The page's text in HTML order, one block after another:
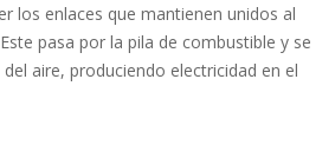
los enlaces que mantienen unidos al
pasa por la pila de combustible y se
aire, produciendo electricidad en el